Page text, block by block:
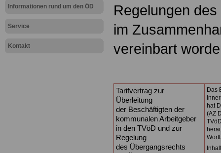
Informationen rund um den ÖD
Service
Kontakt
Regelungen
im
vereinbart
Tarifvertrag zur
Überleitung
der Beschäftigten der
kommunalen Arbeitgeber
in den TVöD und zur
Regelung
des Übergangsrechts
Das
hat
(AZ